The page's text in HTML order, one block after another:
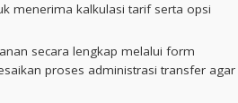
menerima kalkulasi tarif serta opsi
secara lengkap melalui form
proses administrasi transfer agar